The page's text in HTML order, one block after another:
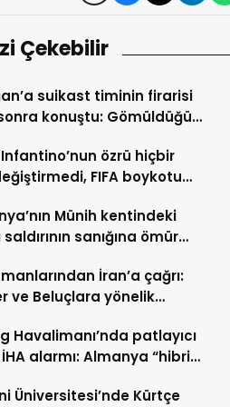
Çekebilir
suikast timinin firarisi
sonra konuştu: Gömüldüğü
kazı başladı
Infantino’nun özrü hiçbir
FIFA boykotu
Münih kentindeki
saldırının sanığına ömür
İran’a çağrı:
ve Beluçlara yönelik
Havalimanı’nda patlayıcı
alarmı: Almanya “hibrit
Üniversitesi’nde Kürtçe